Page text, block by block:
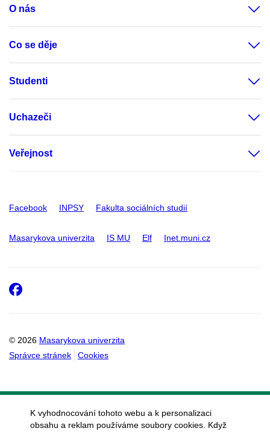
O nás
Co se děje
Studenti
Uchazeči
Veřejnost
Facebook INPSY Fakulta sociálních studií
Masarykova univerzita IS MU Elf Inet.muni.cz
© 2026 Masarykova univerzita
Správce stránek
Cookies
Facebook
K vyhodnocování tohoto webu a k personalizaci
obsahu a reklam používáme soubory cookies. Když